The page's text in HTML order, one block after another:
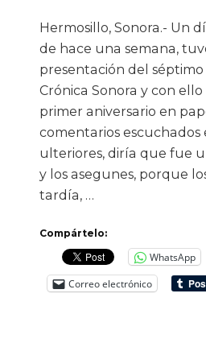
Hermosillo, Sonora.- Un
de hace una semana,
presentación del séptimo
Crónica Sonora y con
primer aniversario en
comentarios escuchados
ulteriores, diría que fue
y los asegunes, porque
tardía, …
Compártelo:
WhatsApp
Correo electrónico